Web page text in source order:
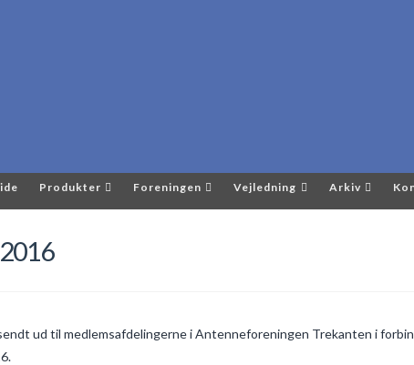
Produkter Foreningen Vejledning Arkiv
ud til medlemsafdelingerne i Antenneforeningen Trekanten i